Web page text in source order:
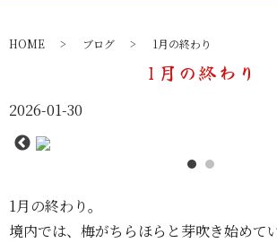
HOME ブログ 1月の終わり
1月の終わり
2026-01-30
1月の終わり。
境内では、梅がちらほらと芽吹き始めてい